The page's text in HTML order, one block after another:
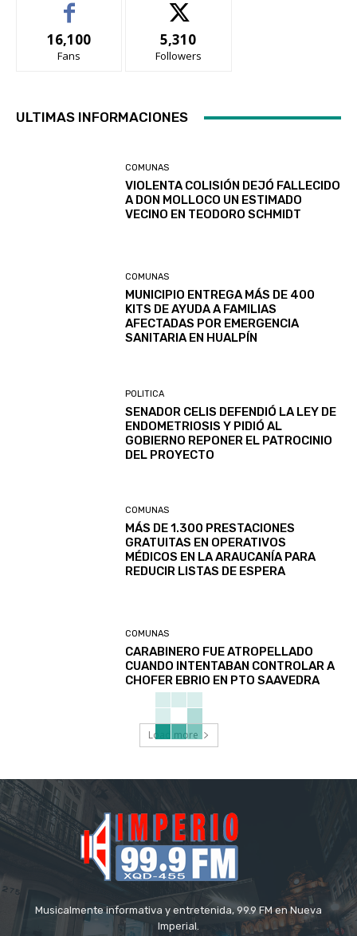
16,100
Fans
5,310
Followers
ULTIMAS INFORMACIONES
COMUNAS
VIOLENTA COLISIÓN DEJÓ FALLECIDO
A DON MOLLOCO UN ESTIMADO
VECINO EN TEODORO SCHMIDT
COMUNAS
MUNICIPIO ENTREGA MÁS DE 400
KITS DE AYUDA A FAMILIAS
AFECTADAS POR EMERGENCIA
SANITARIA EN HUALPÍN
POLITICA
SENADOR CELIS DEFENDIÓ LA LEY DE
ENDOMETRIOSIS Y PIDIÓ AL
GOBIERNO REPONER EL PATROCINIO
DEL PROYECTO
COMUNAS
MÁS DE 1.300 PRESTACIONES
GRATUITAS EN OPERATIVOS
MÉDICOS EN LA ARAUCANÍA PARA
REDUCIR LISTAS DE ESPERA
COMUNAS
CARABINERO FUE ATROPELLADO
CUANDO INTENTABAN CONTROLAR A
CHOFER EBRIO EN PTO SAAVEDRA
Load more
Musicalmente informativa y entretenida, 99.9 FM en Nueva
Imperial.